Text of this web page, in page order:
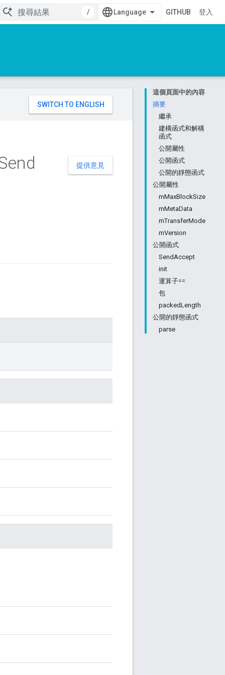
/ GITHUB 登入
這個頁面中的內容
摘要
繼承
建構函式和解構
函式
公開屬性
公開函式
公開的靜態函式
公開屬性
mMaxBlockSize
mMetaData
mTransferMode
mVersion
公開函式
SendAccept
init
運算子==
包
packedLength
公開的靜態函式
parse
提供意見